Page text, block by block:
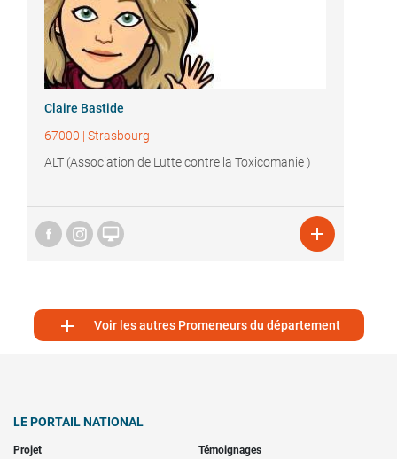
Claire Bastide
67000 | Strasbourg
ALT (Association de Lutte contre la Toxicomanie )
 
 Voir les autres Promeneurs du département
LE PORTAIL NATIONAL
Projet Témoignages